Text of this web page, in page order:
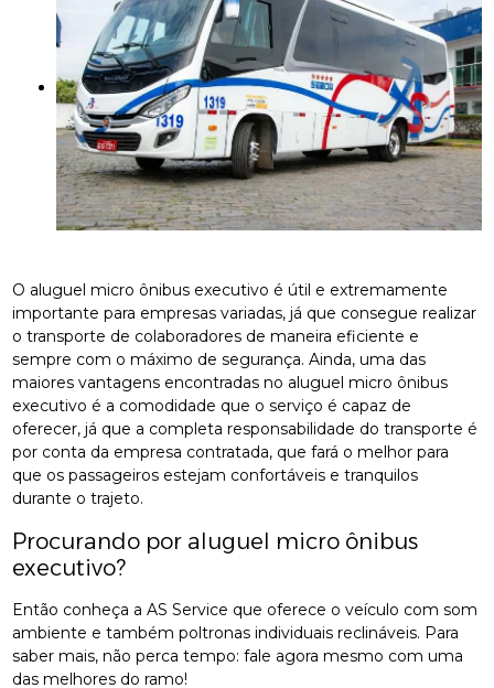
O aluguel micro ônibus executivo é útil e extremamente
importante para empresas variadas, já que consegue realizar
o transporte de colaboradores de maneira eficiente e
sempre com o máximo de segurança. Ainda, uma das
maiores vantagens encontradas no aluguel micro ônibus
executivo é a comodidade que o serviço é capaz de
oferecer, já que a completa responsabilidade do transporte é
por conta da empresa contratada, que fará o melhor para
que os passageiros estejam confortáveis e tranquilos
durante o trajeto.
Procurando por aluguel micro ônibus
executivo?
Então conheça a AS Service que oferece o veículo com som
ambiente e também poltronas individuais reclináveis. Para
saber mais, não perca tempo: fale agora mesmo com uma
das melhores do ramo!